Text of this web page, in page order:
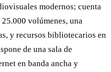
modernos; cuenta
volúmenes, una
y recursos bibliotecarios en
de una sala de
en banda ancha y